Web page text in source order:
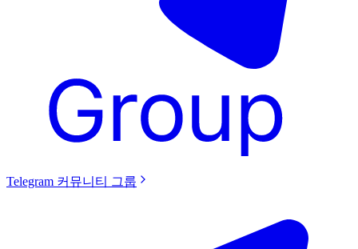
Telegram 커뮤니티 그룹